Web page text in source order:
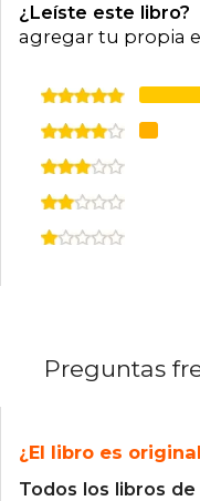
¿Leíste este libro?
agregar tu propia
Preguntas
¿El libro es
Todos los libros